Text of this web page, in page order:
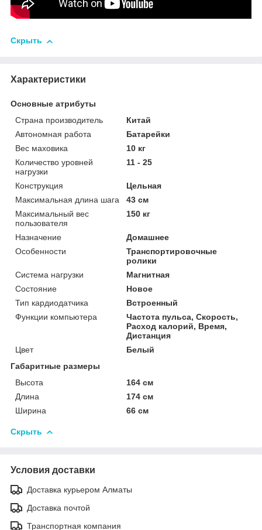
Скрыть
Характеристики
Основные атрибуты
Страна производитель
Китай
Автономная работа
Батарейки
Вес маховика
10 кг
Количество уровней
нагрузки
11 - 25
Конструкция
Цельная
Максимальная длина шага
43 см
Максимальный вес
пользователя
150 кг
Назначение
Домашнее
Особенности
Транспортировочные
ролики
Система нагрузки
Магнитная
Состояние
Новое
Тип кардиодатчика
Встроенный
Функции компьютера
Частота пульса, Скорость,
Расход калорий, Время,
Дистанция
Цвет
Белый
Габаритные размеры
Высота
164 см
Длина
174 см
Ширина
66 см
Скрыть
Условия доставки
Доставка курьером Алматы
Доставка почтой
Транспортная компания